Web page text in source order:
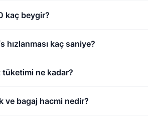
kaç beygir?
kaç saniye?
tüketimi ne kadar?
ve bagaj hacmi nedir?